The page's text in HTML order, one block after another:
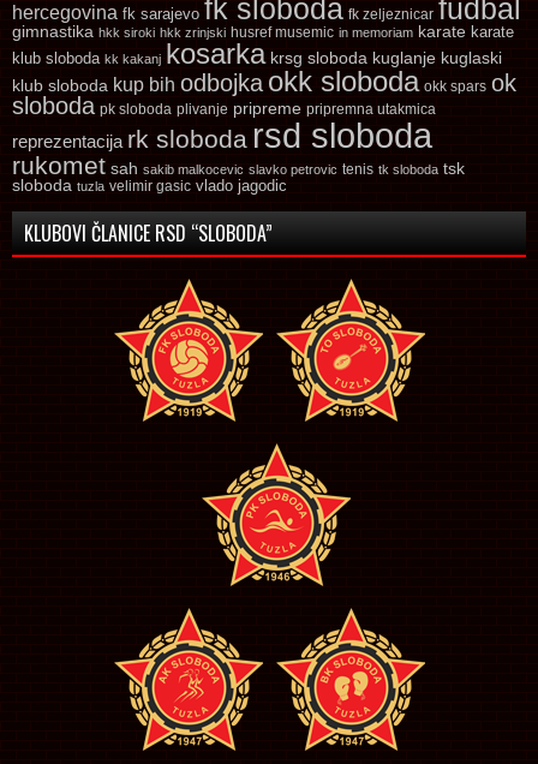
hercegovina fk sarajevo fk sloboda fk zeljeznicar fudbal
gimnastika hkk siroki hkk zrinjski husref musemic in memoriam karate karate
klub sloboda kk kakanj kosarka krsg sloboda kuglanje kuglaski
klub sloboda kup bih odbojka okk sloboda okk spars ok
sloboda pk sloboda plivanje pripreme pripremna utakmica
reprezentacija rk sloboda rsd sloboda
rukomet sah sakib malkocevic slavko petrovic tenis tk sloboda tsk
sloboda tuzla velimir gasic vlado jagodic
KLUBOVI ČLANICE RSD “SLOBODA”